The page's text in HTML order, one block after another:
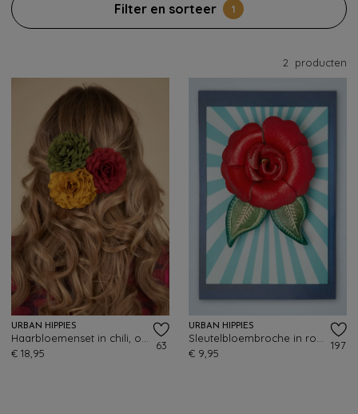
Filter en sorteer 1
2 producten
URBAN HIPPIES
€ 18,95
63
URBAN HIPPIES
€ 9,95
197